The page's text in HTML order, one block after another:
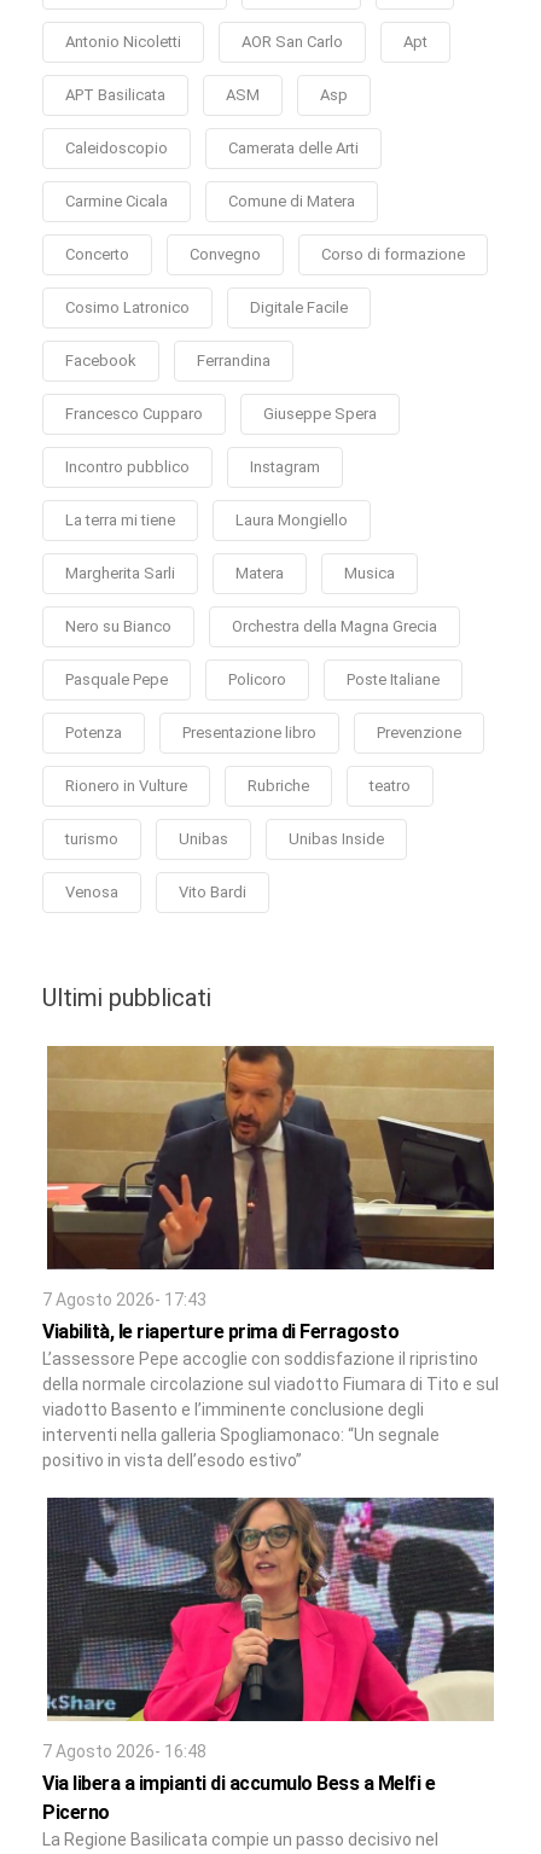
Antonio Nicoletti AOR San Carlo Apt
APT Basilicata ASM Asp
Caleidoscopio Camerata delle Arti
Carmine Cicala Comune di Matera
Concerto Convegno Corso di formazione
Cosimo Latronico Digitale Facile
Facebook Ferrandina
Francesco Cupparo Giuseppe Spera
Incontro pubblico Instagram
La terra mi tiene Laura Mongiello
Margherita Sarli Matera Musica
Nero su Bianco Orchestra della Magna Grecia
Pasquale Pepe Policoro Poste Italiane
Potenza Presentazione libro Prevenzione
Rionero in Vulture Rubriche teatro
turismo Unibas Unibas Inside
Venosa Vito Bardi
Ultimi pubblicati
7 Agosto 2026- 17:43
Viabilità, le riaperture prima di Ferragosto
L’assessore Pepe accoglie con soddisfazione il ripristino
della normale circolazione sul viadotto Fiumara di Tito e sul
viadotto Basento e l’imminente conclusione degli
interventi nella galleria Spogliamonaco: “Un segnale
positivo in vista dell’esodo estivo”
7 Agosto 2026- 16:48
Via libera a impianti di accumulo Bess a Melfi e
Picerno
La Regione Basilicata compie un passo decisivo nel